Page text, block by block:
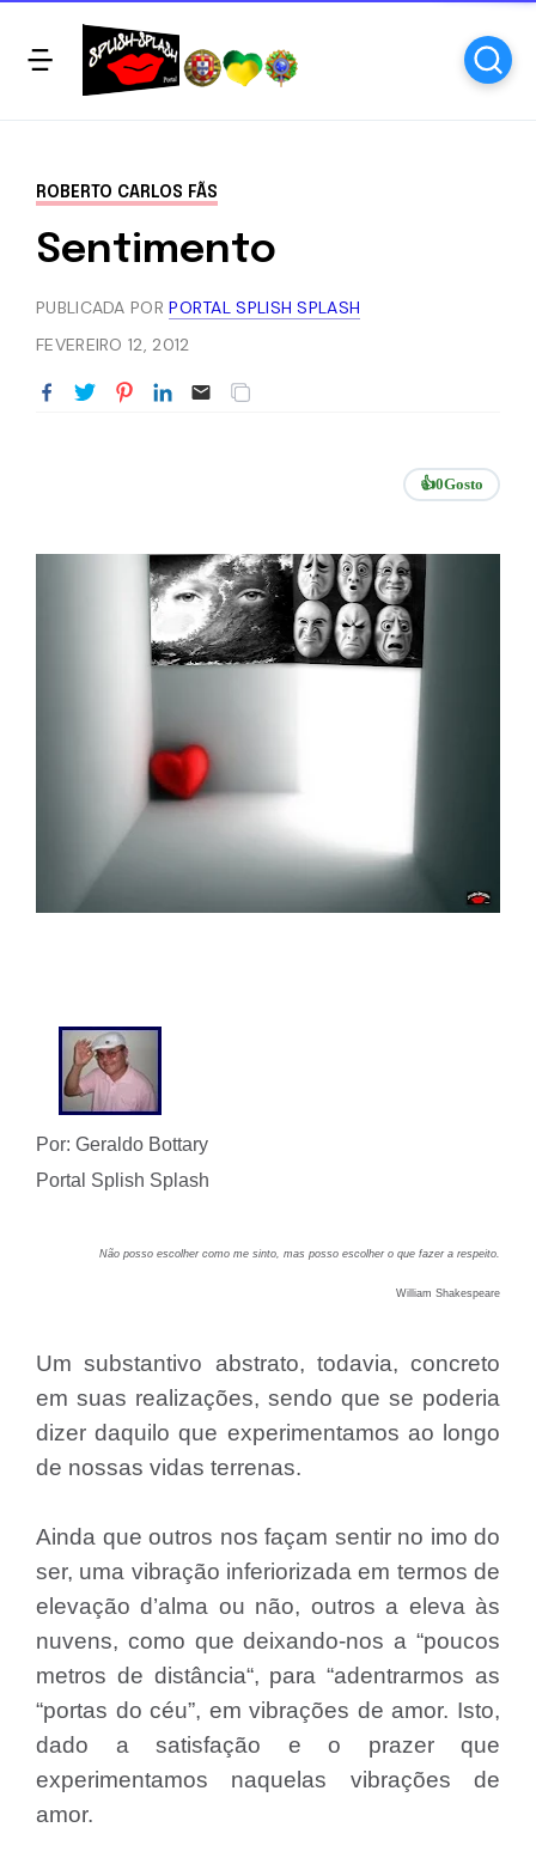
ROBERTO CARLOS FÃS
Sentimento
PUBLICADA PORPORTAL SPLISH SPLASH
FEVEREIRO 12, 2012
👍0Gosto
Por: Geraldo Bottary
Portal Splish Splash
Não posso escolher como me sinto, mas posso escolher o que fazer a respeito.
William Shakespeare
Um substantivo abstrato, todavia, concreto
em suas realizações, sendo que se poderia
dizer daquilo que experimentamos ao longo
de nossas vidas terrenas.
Ainda que outros nos façam sentir no imo do
ser, uma vibração inferiorizada em termos de
elevação d’alma ou não, outros a eleva às
nuvens, como que deixando-nos a “poucos
metros de distância“, para “adentrarmos as
“portas do céu”, em vibrações de amor. Isto,
dado a satisfação e o prazer que
experimentamos naquelas vibrações de
amor.